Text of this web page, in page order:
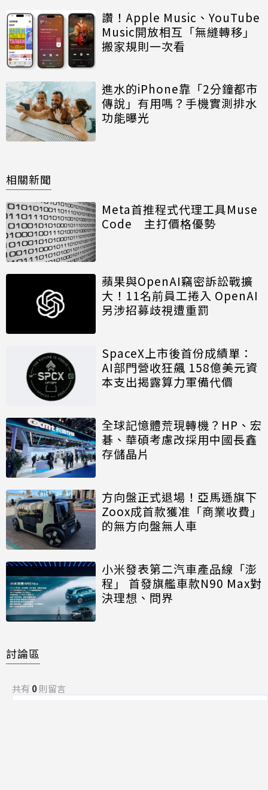
讚！Apple Music、YouTube
Music開放相互「無縫轉移」
搬家規則一次看
進水的iPhone靠「2分鐘都市
傳說」有用嗎？手機實測排水
功能曝光
相關新聞
Meta首推程式代理工具Muse
Code 主打價格優勢
蘋果與OpenAI竊密訴訟戰擴
大！11名前員工捲入 OpenAI
另涉招募歧視遭重罰
SpaceX上市後首份成績單：
AI部門營收狂飆 158億美元資
本支出揭露算力軍備代價
全球記憶體荒現轉機？HP、宏
碁、華碩考慮改採用中國長鑫
存儲晶片
方向盤正式退場！亞馬遜旗下
Zoox成首款獲准「商業收費」
的無方向盤無人車
小米發表第二汽車產品線「澎
程」 首發旗艦車款N90 Max對
決理想、問界
討論區
共有 0則留言